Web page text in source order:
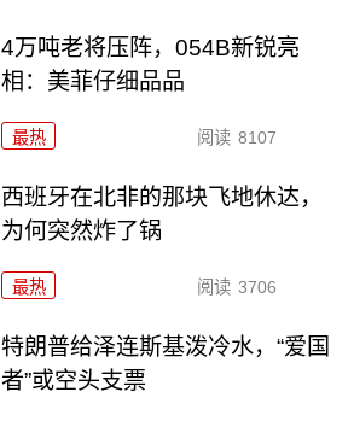
4万吨老将压阵，054B新锐亮
相：美菲仔细品品
最热 阅读 8107
西班牙在北非的那块飞地休达，
为何突然炸了锅
最热 阅读 3706
特朗普给泽连斯基泼冷水，“爱国
者”或空头支票